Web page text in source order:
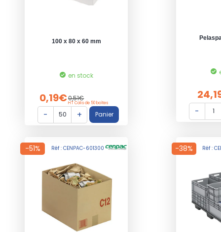
100 x 80 x 60 mm
en stock
0,19€0,51€
HT Colis de 50 boîtes
-51% Réf : CENPAC-601300 -38% Réf :